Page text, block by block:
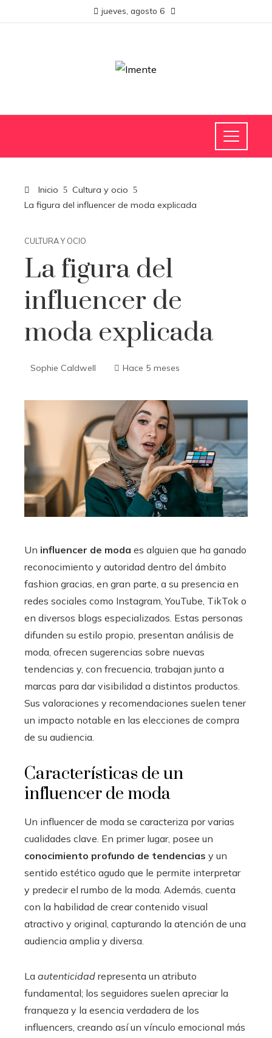
jueves, agosto 6
Inicio
Cultura y ocio
La figura del influencer de moda explicada
CULTURA Y OCIO
La figura del
influencer de
moda explicada
Sophie Caldwell Hace 5 meses
Un influencer de moda es alguien que ha ganado
reconocimiento y autoridad dentro del ámbito
fashion gracias, en gran parte, a su presencia en
redes sociales como Instagram, YouTube, TikTok o
en diversos blogs especializados. Estas personas
difunden su estilo propio, presentan análisis de
moda, ofrecen sugerencias sobre nuevas
tendencias y, con frecuencia, trabajan junto a
marcas para dar visibilidad a distintos productos.
Sus valoraciones y recomendaciones suelen tener
un impacto notable en las elecciones de compra
de su audiencia.
Características de un
influencer de moda
Un influencer de moda se caracteriza por varias
cualidades clave. En primer lugar, posee un
conocimiento profundo de tendencias y un
sentido estético agudo que le permite interpretar
y predecir el rumbo de la moda. Además, cuenta
con la habilidad de crear contenido visual
atractivo y original, capturando la atención de una
audiencia amplia y diversa.
La autenticidad representa un atributo
fundamental; los seguidores suelen apreciar la
franqueza y la esencia verdadera de los
influencers, creando así un vínculo emocional más